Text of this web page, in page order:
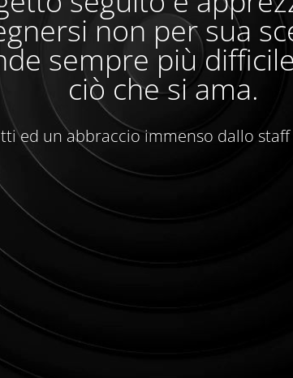
non per sua
sempre più
ciò che si ama.
ed un abbraccio immenso dallo